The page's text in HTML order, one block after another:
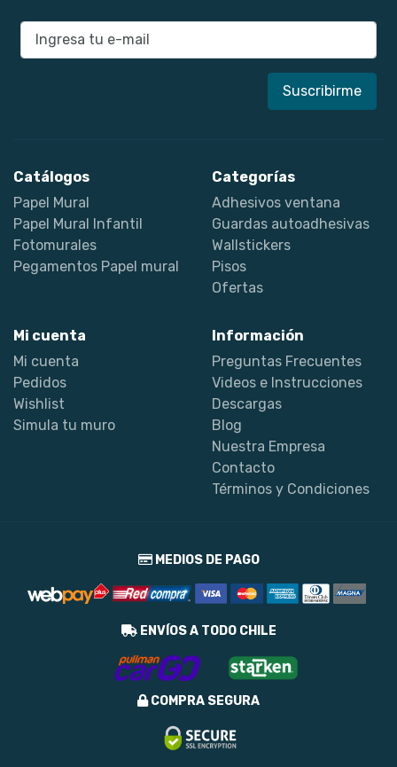
E-mail
Catálogos
Papel Mural
Papel Mural Infantil
Fotomurales
Pegamentos Papel mural
Categorías
Adhesivos ventana
Guardas autoadhesivas
Wallstickers
Pisos
Ofertas
Mi cuenta
Mi cuenta
Pedidos
Wishlist
Simula tu muro
Información
Preguntas Frecuentes
Videos e Instrucciones
Descargas
Blog
Nuestra Empresa
Contacto
Términos y Condiciones
MEDIOS DE PAGO
ENVÍOS A TODO CHILE
COMPRA SEGURA